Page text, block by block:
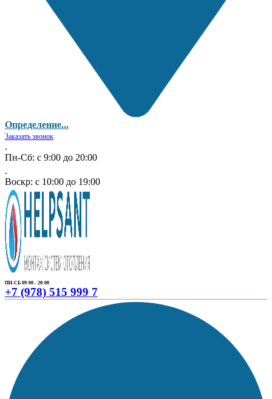
Определение...
Заказать звонок
.
Пн-Сб: с 9:00 до 20:00
.
Воскр: с 10:00 до 19:00
ПН-СБ 09:00 - 20:00
+7 (978) 515 999 7